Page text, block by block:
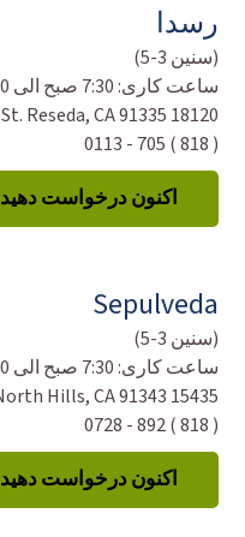
رسدا
(سنین 3-5)
ساعت کاری: 7:30 صبح الی 17:30
18120 Saticoy St. Reseda, CA 91335
( 818 ) 705 - 0113
اکنون درخواست دهید
Sepulveda
(سنین 3-5)
ساعت کاری: 7:30 صبح الی 15:30; 7:30 صبح الی 17:30
15435 Rayen St. North Hills, CA 91343
( 818 ) 892 - 0728
اکنون درخواست دهید